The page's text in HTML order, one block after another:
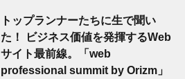
トップランナーたちに生で聞い
た！ ビジネス価値を発揮するWeb
サイト最前線。「web
professional summit by Orizm」